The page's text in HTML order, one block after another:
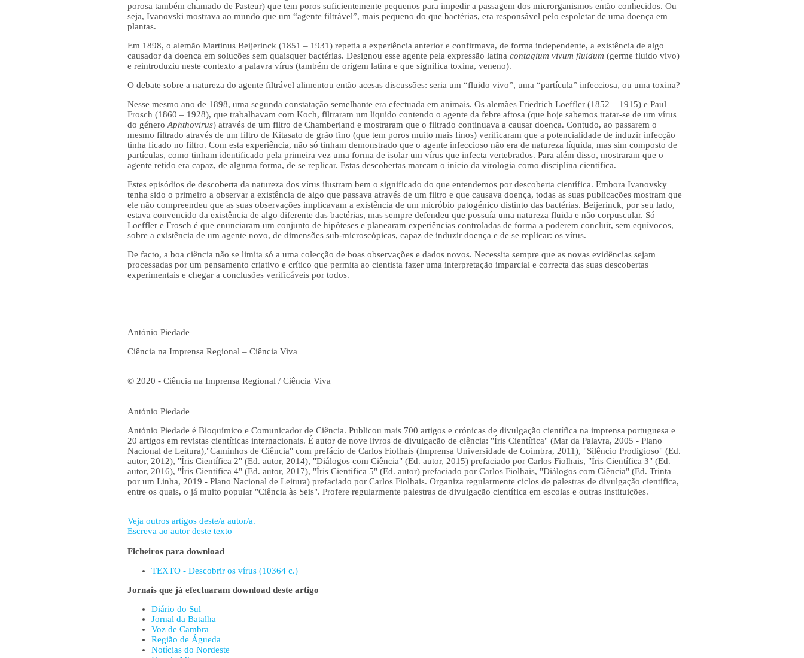
porosa também chamado de Pasteur) que tem poros suficientemente pequenos para impedir a passagem dos microrganismos então conhecidos. Ou
seja, Ivanovski mostrava ao mundo que um “agente filtrável”, mais pequeno do que bactérias, era responsável pelo espoletar de uma doença em
plantas.
Em 1898, o alemão Martinus Beijerinck (1851 – 1931) repetia a experiência anterior e confirmava, de forma independente, a existência de algo
causador da doença em soluções sem quaisquer bactérias. Designou esse agente pela expressão latina contagium vivum fluidum (germe fluido vivo)
e reintroduziu neste contexto a palavra vírus (também de origem latina e que significa toxina, veneno).
O debate sobre a natureza do agente filtrável alimentou então acesas discussões: seria um “fluido vivo”, uma “partícula” infecciosa, ou uma toxina?
Nesse mesmo ano de 1898, uma segunda constatação semelhante era efectuada em animais. Os alemães Friedrich Loeffler (1852 – 1915) e Paul
Frosch (1860 – 1928), que trabalhavam com Koch, filtraram um líquido contendo o agente da febre aftosa (que hoje sabemos tratar-se de um vírus
do género Aphthovirus) através de um filtro de Chamberland e mostraram que o filtrado continuava a causar doença. Contudo, ao passarem o
mesmo filtrado através de um filtro de Kitasato de grão fino (que tem poros muito mais finos) verificaram que a potencialidade de induzir infecção
tinha ficado no filtro. Com esta experiência, não só tinham demonstrado que o agente infeccioso não era de natureza líquida, mas sim composto de
partículas, como tinham identificado pela primeira vez uma forma de isolar um vírus que infecta vertebrados. Para além disso, mostraram que o
agente retido era capaz, de alguma forma, de se replicar. Estas descobertas marcam o início da virologia como disciplina científica.
Estes episódios de descoberta da natureza dos vírus ilustram bem o significado do que entendemos por descoberta científica. Embora Ivanovsky
tenha sido o primeiro a observar a existência de algo que passava através de um filtro e que causava doença, todas as suas publicações mostram que
ele não compreendeu que as suas observações implicavam a existência de um micróbio patogénico distinto das bactérias. Beijerinck, por seu lado,
estava convencido da existência de algo diferente das bactérias, mas sempre defendeu que possuía uma natureza fluida e não corpuscular. Só
Loeffler e Frosch é que enunciaram um conjunto de hipóteses e planearam experiências controladas de forma a poderem concluir, sem equívocos,
sobre a existência de um agente novo, de dimensões sub-microscópicas, capaz de induzir doença e de se replicar: os vírus.
De facto, a boa ciência não se limita só a uma colecção de boas observações e dados novos. Necessita sempre que as novas evidências sejam
processadas por um pensamento criativo e crítico que permita ao cientista fazer uma interpretação imparcial e correcta das suas descobertas
experimentais e chegar a conclusões verificáveis por todos.
António Piedade
Ciência na Imprensa Regional – Ciência Viva
© 2020 - Ciência na Imprensa Regional / Ciência Viva
António Piedade
António Piedade é Bioquímico e Comunicador de Ciência. Publicou mais 700 artigos e crónicas de divulgação científica na imprensa portuguesa e
20 artigos em revistas científicas internacionais. É autor de nove livros de divulgação de ciência: "Íris Científica" (Mar da Palavra, 2005 - Plano
Nacional de Leitura),"Caminhos de Ciência" com prefácio de Carlos Fiolhais (Imprensa Universidade de Coimbra, 2011), "Silêncio Prodigioso" (Ed.
autor, 2012), "Íris Científica 2" (Ed. autor, 2014), "Diálogos com Ciência" (Ed. autor, 2015) prefaciado por Carlos Fiolhais, "Íris Científica 3" (Ed.
autor, 2016), "Íris Científica 4" (Ed. autor, 2017), "Íris Científica 5" (Ed. autor) prefaciado por Carlos Fiolhais, "Diálogos com Ciência" (Ed. Trinta
por um Linha, 2019 - Plano Nacional de Leitura) prefaciado por Carlos Fiolhais. Organiza regularmente ciclos de palestras de divulgação científica,
entre os quais, o já muito popular "Ciência às Seis". Profere regularmente palestras de divulgação científica em escolas e outras instituições.
Veja outros artigos deste/a autor/a.
Escreva ao autor deste texto
Ficheiros para download
TEXTO - Descobrir os vírus (10364 c.)
Jornais que já efectuaram download deste artigo
Diário do Sul
Jornal da Batalha
Voz de Cambra
Região de Águeda
Notícias do Nordeste